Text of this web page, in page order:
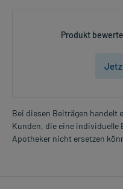
Produkt
Bei diesen Beiträgen handelt
Kunden, die eine individuelle
Apotheker nicht ersetzen